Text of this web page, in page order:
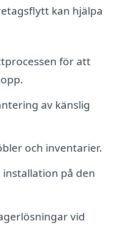
kan hjälpa
för att
av känslig
och inventarier.
på den
vid